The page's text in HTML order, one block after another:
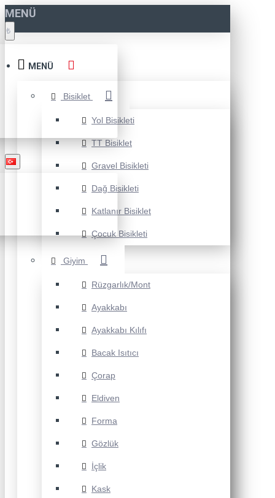
MENÜ
₺
MENÜ
Bisiklet
Yol Bisikleti
TT Bisiklet
Gravel Bisikleti
Dağ Bisikleti
Katlanır Bisiklet
Çocuk Bisikleti
Giyim
Rüzgarlık/Mont
Ayakkabı
Ayakkabı Kılıfı
Bacak Isıtıcı
Çorap
Eldiven
Forma
Gözlük
İçlik
Kask